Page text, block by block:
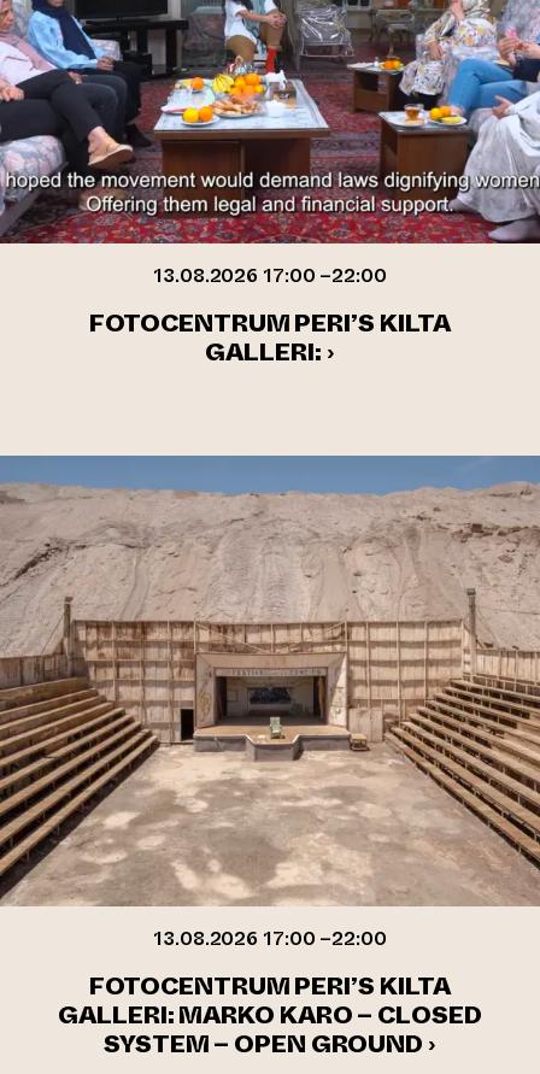
13.08.2026 17:00 –22:00
FOTOCENTRUM PERI’S KILTA
GALLERI: ›
13.08.2026 17:00 –22:00
FOTOCENTRUM PERI’S KILTA
GALLERI: MARKO KARO – CLOSED
SYSTEM – OPEN GROUND ›